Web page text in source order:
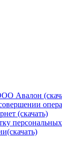
Авалон
(скачать)